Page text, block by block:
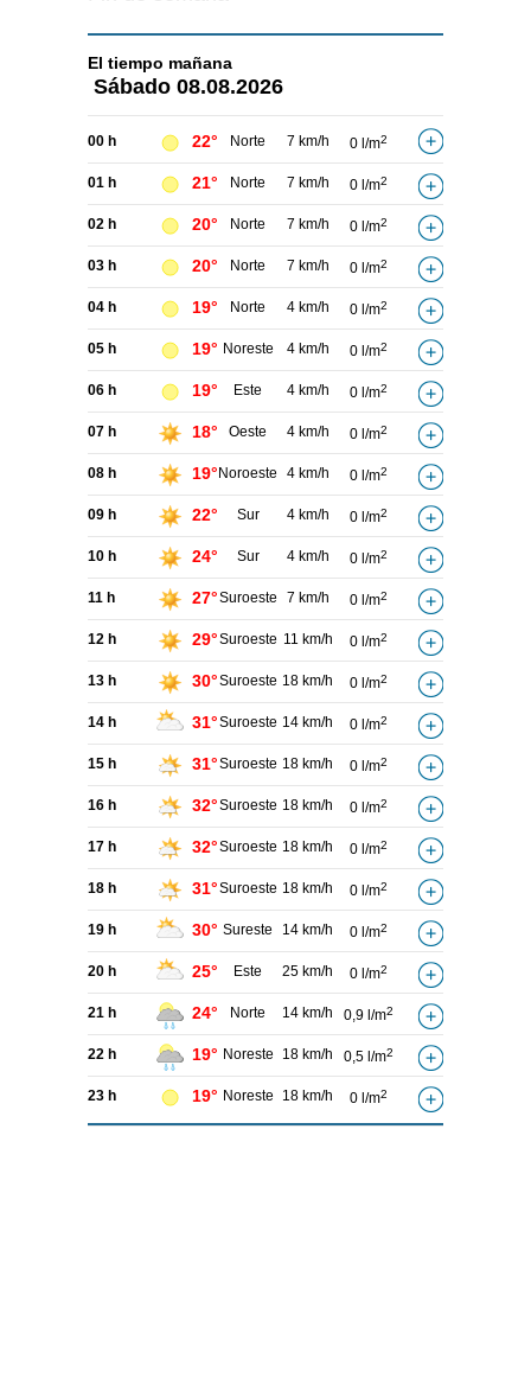
El tiempo mañana
Sábado 08.08.2026
00 h 22° Norte 7 km/h 0 l/m2
01 h 21° Norte 7 km/h 0 l/m2
02 h 20° Norte 7 km/h 0 l/m2
03 h 20° Norte 7 km/h 0 l/m2
04 h 19° Norte 4 km/h 0 l/m2
05 h 19° Noreste 4 km/h 0 l/m2
06 h 19° Este 4 km/h 0 l/m2
07 h 18° Oeste 4 km/h 0 l/m2
08 h 19° Noroeste 4 km/h 0 l/m2
09 h 22° Sur 4 km/h 0 l/m2
10 h 24° Sur 4 km/h 0 l/m2
11 h 27°Suroeste 7 km/h 0 l/m2
12 h 29°Suroeste 11 km/h 0 l/m2
13 h 30°Suroeste 18 km/h 0 l/m2
14 h 31°Suroeste 14 km/h 0 l/m2
15 h 31°Suroeste 18 km/h 0 l/m2
16 h 32°Suroeste 18 km/h 0 l/m2
17 h 32°Suroeste 18 km/h 0 l/m2
18 h 31°Suroeste 18 km/h 0 l/m2
19 h 30° Sureste 14 km/h 0 l/m2
20 h 25° Este 25 km/h 0 l/m2
21 h 24° Norte 14 km/h 0,9 l/m2
22 h 19° Noreste 18 km/h 0,5 l/m2
23 h 19° Noreste 18 km/h 0 l/m2